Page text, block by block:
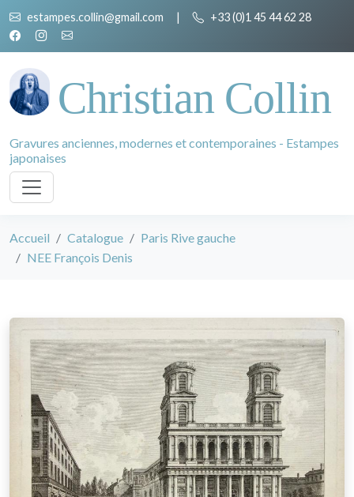
estampes.collin@gmail.com | +33 (0)1 45 44 62 28
Christian Collin
Gravures anciennes, modernes et contemporaines - Estampes
japonaises
Accueil Catalogue
Paris Rive gauche
NEE François Denis